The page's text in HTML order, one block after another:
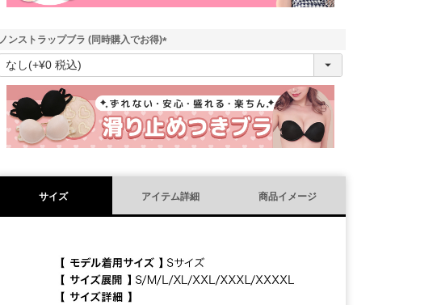
ノンストラップブラ (同時購入でお得)
(
須
)
サイズ アイテム詳細 商品イメージ